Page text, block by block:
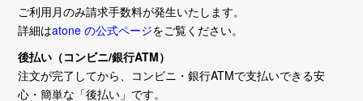
ご利用月のみ請求手数料が発生いたします。
詳細はatone の公式ページをご覧ください。
後払い（コンビニ/銀行ATM）
注文が完了してから、コンビニ・銀行ATMで支払いできる安
心・簡単な「後払い」です。